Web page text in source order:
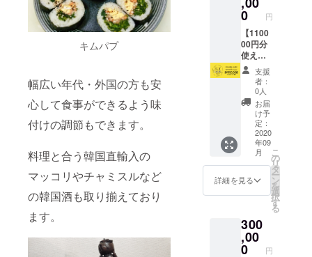
キムパプ
幅広い年代・外国の方も安
心して食事ができるよう味
付けの調節もできます。
料理と合う韓国直輸入の
マッコリやチャミスルなど
の韓国酒も取り揃えており
ます。
て使用
させて
頂きま
す。
けくだ
さい。
※「お届
け先情
報」が
必須に
なって
おりま
すが、
カード
の配送
はいた
しませ
ん。受
け渡し
時のご
報とし
て使用
させて
てお受
け取り
くださ
い。 ※
有効期
限は
2021年
2月末日
までと
なりま
す。 ※
有効期
限を過
ぎます
と、残
高は無
気をつ
けくだ
さい。
受け渡
し時
に、店
舗ス
タッフ
より心
からの
お礼の
メッ
セージ
をお伝
えしま
す。 ※
カード
は2020
年9月1
日以降
に支援
店舗に
てお受
け取り
0 円
【1100
00円分
使える
のBUY
LOCAL
nagoya
カー
ド】 ・
店舗で
使える
110000
円分の
食券
カード
をお渡
しいた
す。 ・
カード
受け渡
支援
者：
0人
お届
け予
定：
2020
年09
月
詳細を見る
こ
の
リ
タ
ー
ン
を
選
択
す
る
300
,00
0 円